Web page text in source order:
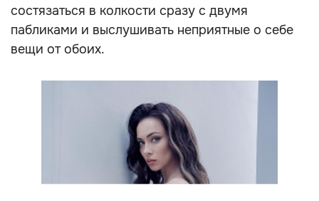
состязаться в колкости сразу с двумя
пабликами и выслушивать неприятные о себе
вещи от обоих.